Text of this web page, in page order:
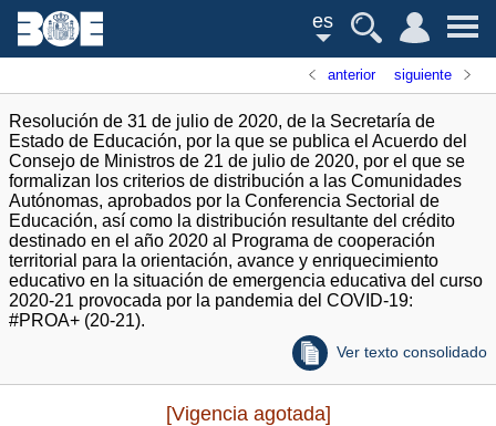
es
anterior siguiente
Resolución de 31 de julio de 2020, de la Secretaría de
Estado de Educación, por la que se publica el Acuerdo del
Consejo de Ministros de 21 de julio de 2020, por el que se
formalizan los criterios de distribución a las Comunidades
Autónomas, aprobados por la Conferencia Sectorial de
Educación, así como la distribución resultante del crédito
destinado en el año 2020 al Programa de cooperación
territorial para la orientación, avance y enriquecimiento
educativo en la situación de emergencia educativa del curso
2020-21 provocada por la pandemia del COVID-19:
#PROA+ (20-21).
Ver texto consolidado
[Vigencia agotada]